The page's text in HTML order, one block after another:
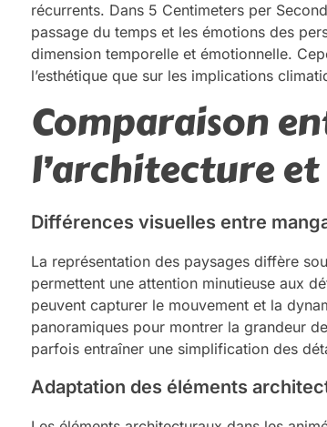
récurrents. Dans 5 Centimeters per
passage du temps et les émotions des
dimension temporelle et émotionnelle.
l’esthétique que sur les implications
Comparaison
l’architecture et
Différences visuelles entre
La représentation des paysages diffère
permettent une attention minutieuse aux
peuvent capturer le mouvement et la
panoramiques pour montrer la grandeur
parfois entraîner une simplification des
Adaptation des éléments